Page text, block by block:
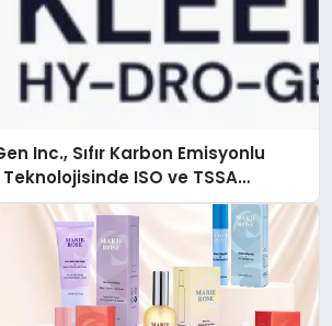
Inc., Sıfır Karbon Emisyonlu
ISO ve TSSA
Aldı